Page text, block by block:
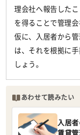
理会社へ報告した
を得ることで管理
仮に、入居者から
は、それを根拠に
しょう。
あわせて読みたい
入居
賃貸